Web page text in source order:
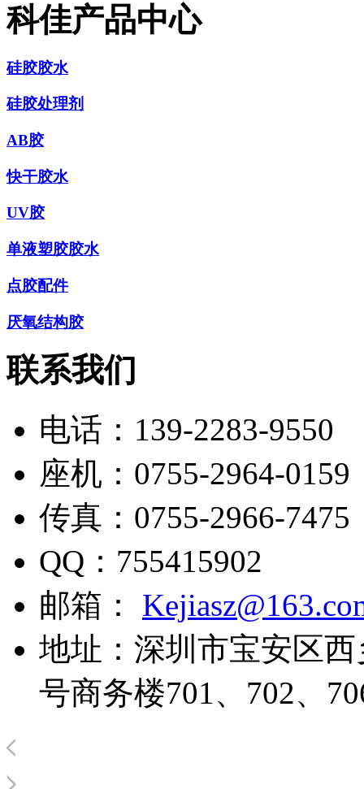
科佳产品中心
硅胶胶水
硅胶处理剂
AB胶
快干胶水
UV胶
单液塑胶胶水
点胶配件
厌氧结构胶
联系我们
电话： 139-2283-9550
座机： 0755-2964-0159
传真： 0755-2966-7475
QQ： 755415902
邮箱：
地址： 深圳市宝安区
号商务楼701、702、